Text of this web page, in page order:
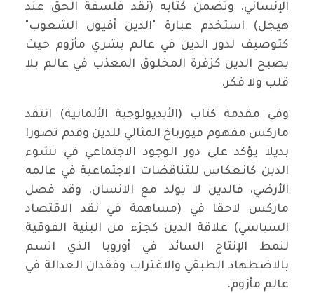
الإنساني. وتضمن كتابه (نقد فلسفة الحق عند
هيجل) استخدم عبارة "الدين أفيون الشعوب"
كتوصيف لدور الدين في عالم بشري مأزوم حيث
يصبح الدين كزفرة المخلوق المعذب في عالم بلا
قلب ولا فكر.
وفي مقدمة كتاب (الأيديولوجية الألمانية) انتقد
ماركس مفهوم فيورباخ المثالي للدين وقدم تصورا
بديلا يؤكد على دور الوجود الاجتماعي في نشوء
الدين كانعكاس للتناقضات الاجتماعية في عالمه
الأرضي، فالدين لا يولد مع الانسان. وقد فصل
ماركس لاحقا في (مساهمة في نقد الاقتصاد
السياسي) علاقة الدين كجزء من البنية الفوقية
لنمط الإنتاج السائد في أوروبا الذي اتسم
بالاضطهاد الطبقي والاغتراب وفقدان العدالة في
عالم مأزوم.